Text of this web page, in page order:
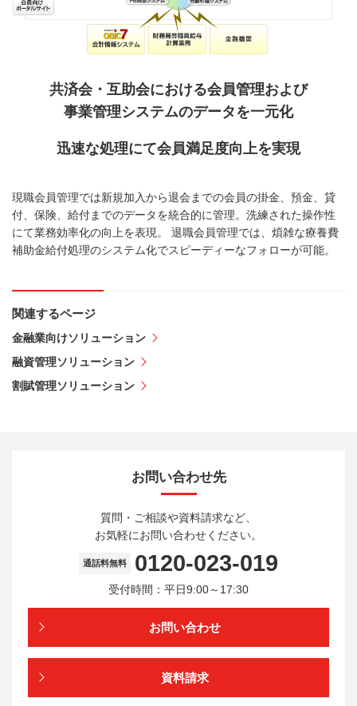
共済会・互助会における会員管理および
事業管理システムのデータを一元化
迅速な処理にて会員満足度向上を実現
現職会員管理では新規加入から退会までの会員の掛金、預金、貸
付、保険、給付までのデータを統合的に管理。洗練された操作性
にて業務効率化の向上を表現。 退職会員管理では、煩雑な療養費
補助金給付処理のシステム化でスピーディーなフォローが可能。
関連するページ
金融業向けソリューション
融資管理ソリューション
割賦管理ソリューション
お問い合わせ先
質問・ご相談や資料請求など、
お気軽にお問い合わせください。
通話料無料 0120-023-019
受付時間：平日9:00～17:30
お問い合わせ
資料請求